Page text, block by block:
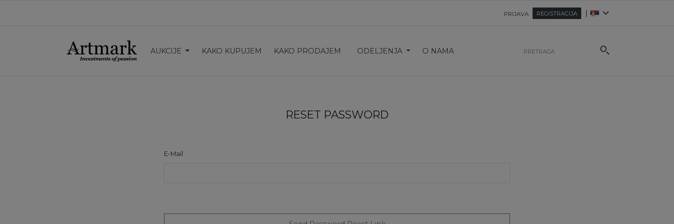
PRIJAVA REGISTRACIJA |
AUKCIJE KAKO KUPUJEM KAKO PRODAJEM ODELJENJA O NAMA
RESET PASSWORD
E-Mail